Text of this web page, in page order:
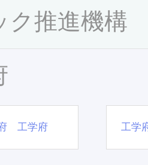
ク推進機構
工学府 工学